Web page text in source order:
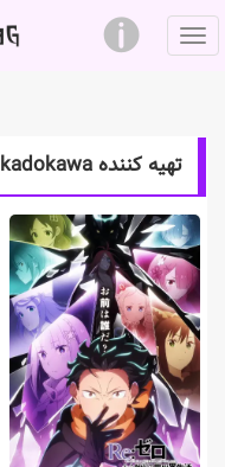
تهیه کننده kadokawa